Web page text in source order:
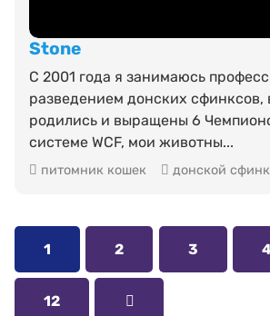
Stone
С 2001 года я занимаюсь
разведением донских сфинксов,
родились и выращены 6
системе WCF, мои животны...
питомник кошек донской
1 2 3
12